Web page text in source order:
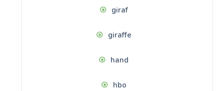
giraf
giraffe
hand
hbo